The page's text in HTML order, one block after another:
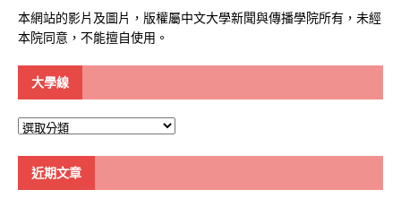
本網站的影片及圖片，版權屬中文大學新聞與傳播學院所有，未經
本院同意，不能擅自使用。
大學線
大
近期文章